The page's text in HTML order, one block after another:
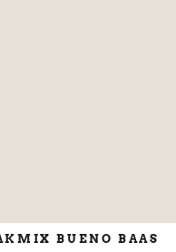
BUENO BAAS